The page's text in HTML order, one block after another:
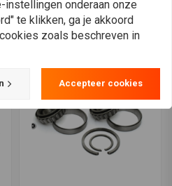
€59,34
onderaan onze
te klikken, ga je akkoord
zoals beschreven in
Accepteer cookies